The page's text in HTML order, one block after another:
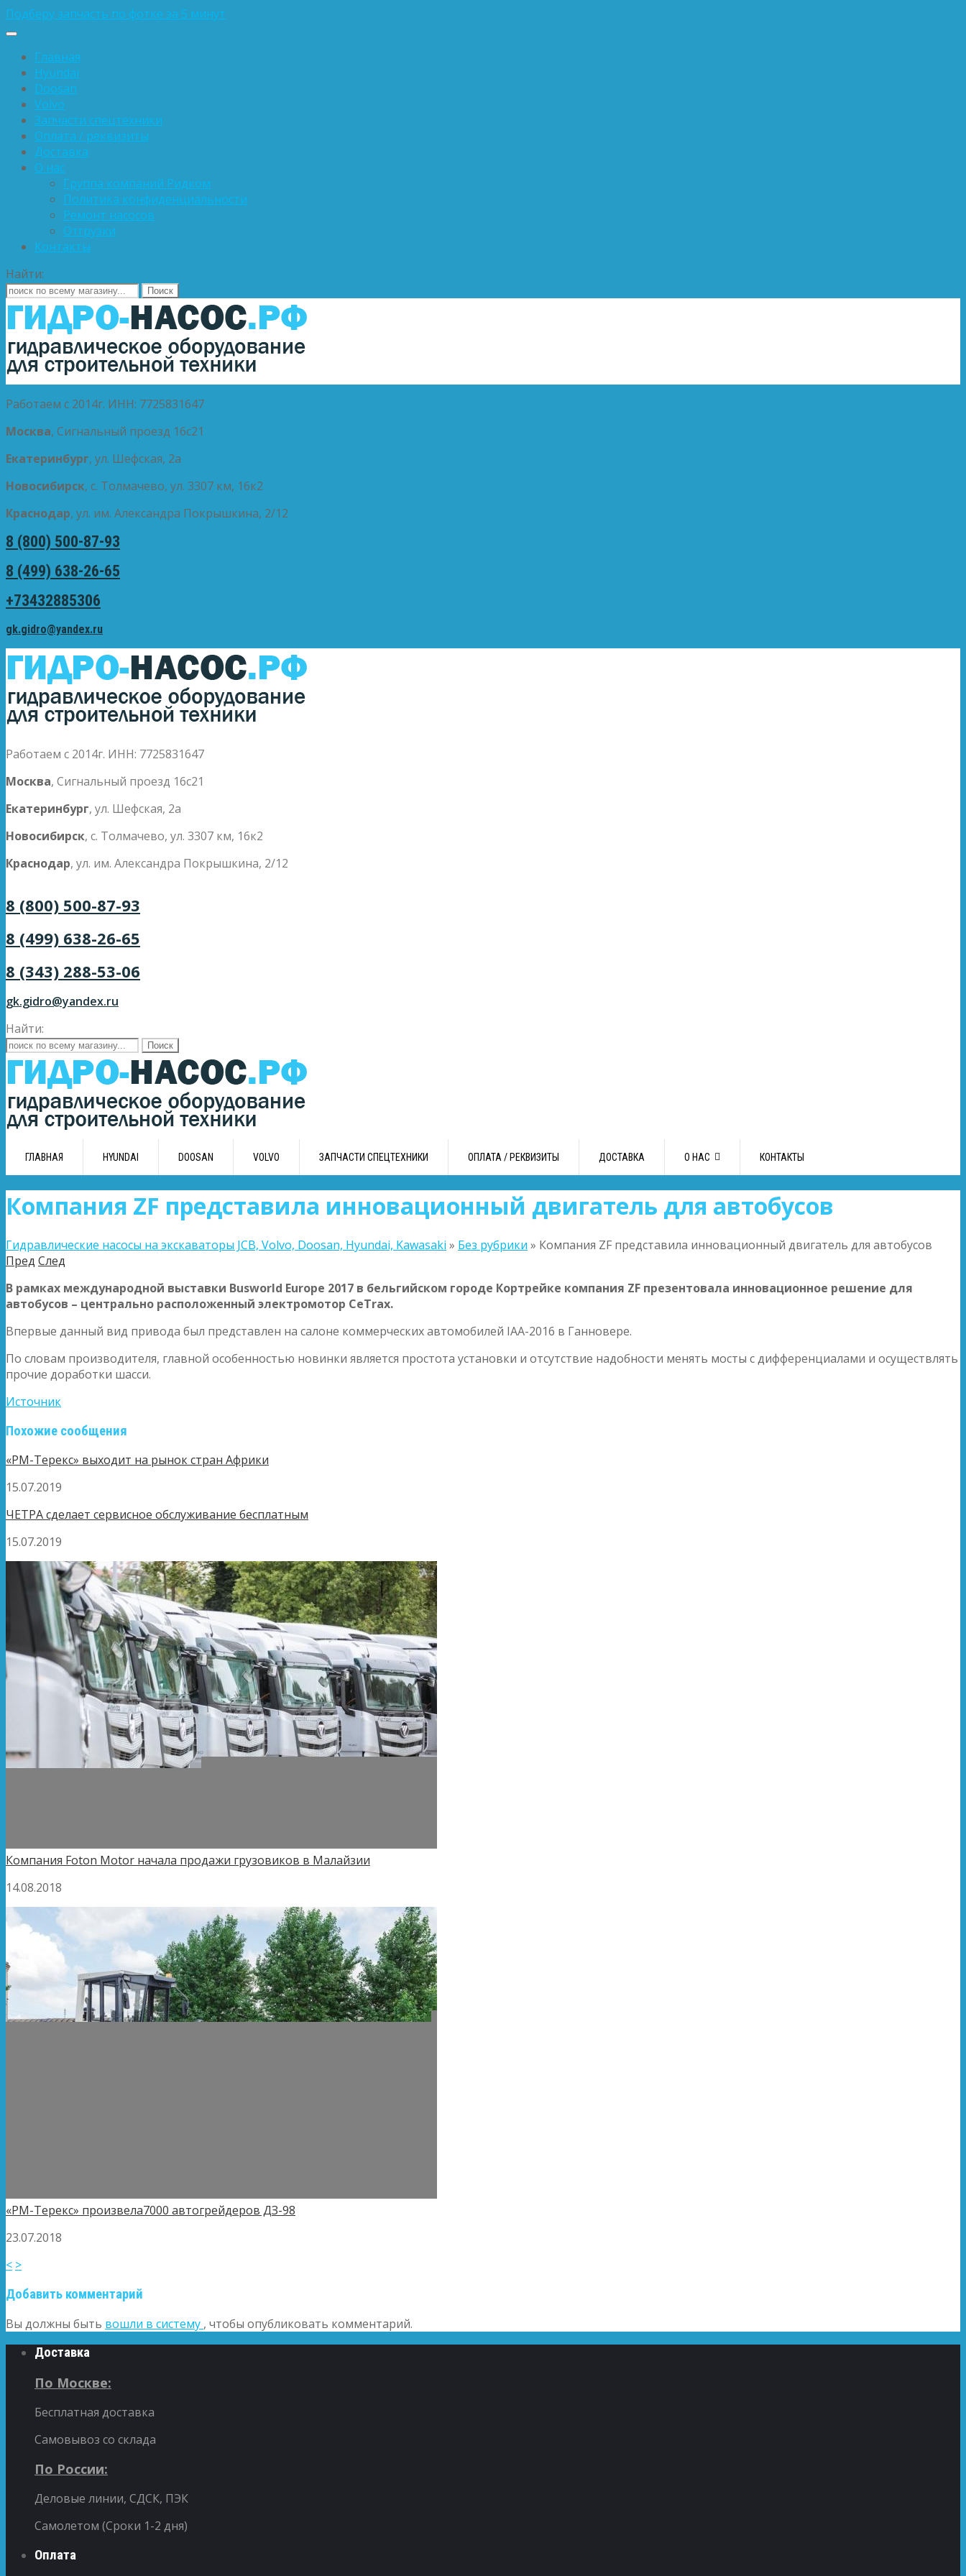
Подберу запчасть по фотке за 5 минут
Главная
Hyundai
Doosan
Volvo
Запчасти спецтехники
Оплата / реквизиты
Доставка
О нас
Группа компаний Ридком
Политика конфиденциальности
Ремонт насосов
Отгрузки
Контакты
Найти:
Работаем с 2014г. ИНН: 7725831647
Москва, Сигнальный проезд 16с21
Екатеринбург, ул. Шефская, 2а
Новосибирск, с. Толмачево, ул. 3307 км, 16к2
Краснодар, ул. им. Александра Покрышкина, 2/12
8 (800) 500-87-93
8 (499) 638-26-65
+73432885306
gk.gidro@yandex.ru
Работаем с 2014г. ИНН: 7725831647
Москва, Сигнальный проезд 16с21
Екатеринбург, ул. Шефская, 2а
Новосибирск, с. Толмачево, ул. 3307 км, 16к2
Краснодар, ул. им. Александра Покрышкина, 2/12
8 (800) 500-87-93
8 (499) 638-26-65
8 (343) 288-53-06
gk.gidro@yandex.ru
Найти:
ГЛАВНАЯ HYUNDAI DOOSAN VOLVO ЗАПЧАСТИ СПЕЦТЕХНИКИ ОПЛАТА / РЕКВИЗИТЫ ДОСТАВКА О НАС КОНТАКТЫ
Компания ZF представила инновационный двигатель для автобусов
Гидравлические насосы на экскаваторы JCB, Volvo, Doosan, Hyundai, Kawasaki » Без рубрики » Компания ZF представила инновационный двигатель для автобусов
Пред След
В рамках международной выставки Busworld Europe 2017 в бельгийском городе Кортрейке компания ZF презентовала инновационное решение для
автобусов – центрально расположенный электромотор СeTrax.
Впервые данный вид привода был представлен на салоне коммерческих автомобилей IAA-2016 в Ганновере.
По словам производителя, главной особенностью новинки является простота установки и отсутствие надобности менять мосты с дифференциалами и осуществлять
прочие доработки шасси.
Источник
Похожие сообщения
«РМ-Терекс» выходит на рынок стран Африки
15.07.2019
ЧЕТРА сделает сервисное обслуживание бесплатным
15.07.2019
Компания Foton Motor начала продажи грузовиков в Малайзии
14.08.2018
«РМ-Терекс» произвела7000 автогрейдеров ДЗ-98
23.07.2018
< >
Добавить комментарий
Вы должны быть вошли в систему , чтобы опубликовать комментарий.
Доставка
По Москве:
Бесплатная доставка
Самовывоз со склада
По России:
Деловые линии, СДСК, ПЭК
Самолетом (Сроки 1-2 дня)
Оплата